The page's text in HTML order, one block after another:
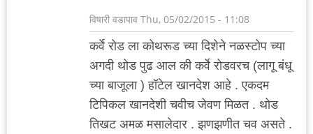
विषारी वडापाव Thu, 05/02/2015 - 11:08
कर्वे रोड ला कोथरूड च्या दिशेने नळस्टोप च्या
अगदी थोड पुढ आल की कर्वे रोडवरच (लागू बंधू
च्या बाजूला ) हॉटेल खानदेश आहे . एकदम
टिपिकल खानदेशी चवीच जेवण मिळत . थोड
तिखट अमळ मसालेदार . झणझणीत चव असते .